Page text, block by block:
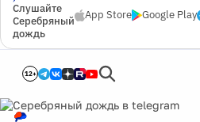
Слушайте
Серебряный
дождь
App Store Google Play
12+